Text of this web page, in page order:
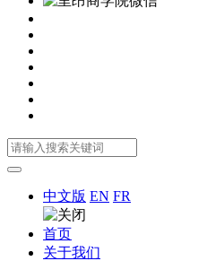
中文版 EN FR
首页
关于我们